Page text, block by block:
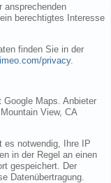
ansprechenden
berechtigtes Interesse
finden Sie in der
privacy.
Google Maps. Anbieter
View, CA
es notwendig, Ihre IP
in der Regel an einen
gespeichert. Der
Datenübertragung.